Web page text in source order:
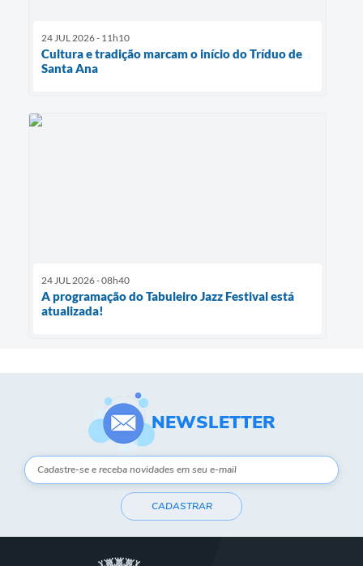
24 JUL 2026 - 11h10
Cultura e tradição marcam o início do Tríduo de
Santa Ana
24 JUL 2026 - 08h40
A programação do Tabuleiro Jazz Festival está
atualizada!
NEWSLETTER
CADASTRAR